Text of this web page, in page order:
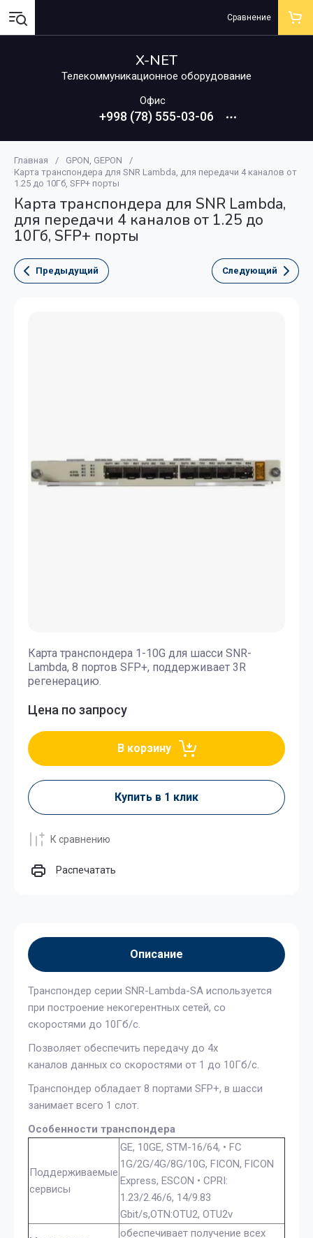
X-NET
Телекоммуникационное оборудование
Офис
+998 (78) 555-03-06
Сравнение
Главная / GPON, GEPON
/
Карта транспондера для SNR Lambda, для передачи 4 каналов от
1.25 до 10Гб, SFP+ порты
Карта транспондера для SNR Lambda,
для передачи 4 каналов от 1.25 до
10Гб, SFP+ порты
Предыдущий Следующий
Карта транспондера 1-10G для шасси SNR-
Lambda, 8 портов SFP+, поддерживает 3R
регенерацию.
Цена по запросу
В корзину
Купить в 1 клик
К сравнению
Распечатать
Описание
Транспондер серии SNR-Lambda-SA используется
при построение некогерентных сетей, со
скоростями до 10Гб/с.
Позволяет обеспечить передачу до 4х
каналов данных со скоростями от 1 до 10Гб/с.
Транспондер обладает 8 портами SFP+, в шасси
занимает всего 1 слот.
Особенности транспондера
Поддерживаемые
сервисы
GE, 10GE, STM-16/64, • FC
1G/2G/4G/8G/10G, FICON, FICON
Express, ESCON • CPRI:
1.23/2.46/6, 14/9.83
Gbit/s,OTN:OTU2, OTU2v
обеспечивает получение всех